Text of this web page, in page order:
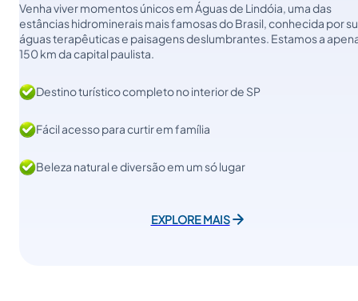
Venha viver momentos únicos em Águas de Lindóia, uma das
estâncias hidrominerais mais famosas do Brasil, conhecida por
águas terapêuticas e paisagens deslumbrantes. Estamos a
150 km da capital paulista.
Destino turístico completo no interior de SP
Fácil acesso para curtir em família
Beleza natural e diversão em um só lugar
EXPLORE MAIS